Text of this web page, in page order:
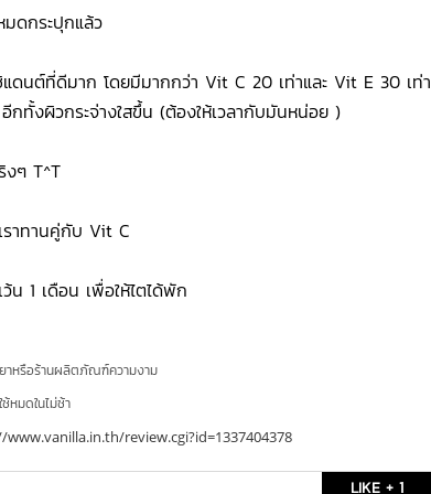
มดกระปุกแล้ว
ดนต์ที่ดีมาก โดยมีมากกว่า Vit C 20 เท่าและ Vit E 30 เท่า
กทั้งผิวกระจ่างใสขึ้น (ต้องให้เวลากับมันหน่อย )
งๆ T^T
ราทานคู่กับ Vit C
น 1 เดือน เพื่อให้ไตได้พัก
าหรือร้านผลิตภัณฑ์ความงาม
ช้หมดในไม่ช้า
review.cgi?id=1337404378
LIKE + 1